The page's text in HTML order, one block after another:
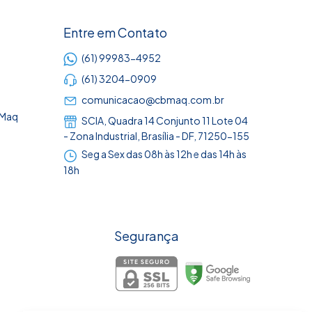
Entre em Contato
(61) 99983-4952
(61) 3204-0909
comunicacao@cbmaq.com.br
SCIA, Quadra 14 Conjunto 11 Lote 04
- Zona Industrial, Brasília - DF, 71250-155
Seg a Sex das 08h às 12h e das 14h às
18h
Segurança